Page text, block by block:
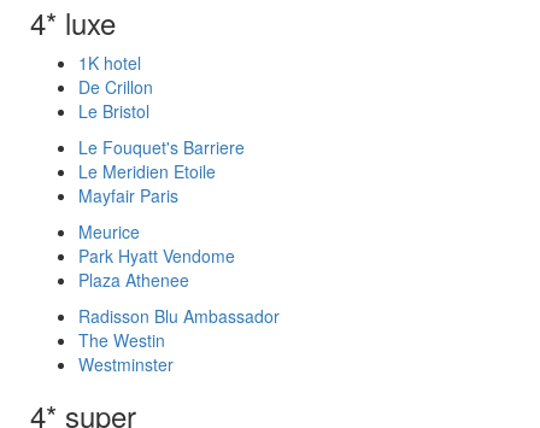
4* luxe
1K hotel
De Crillon
Le Bristol
Le Fouquet's Barriere
Le Meridien Etoile
Mayfair Paris
Meurice
Park Hyatt Vendome
Plaza Athenee
Radisson Blu Ambassador
The Westin
Westminster
4* super